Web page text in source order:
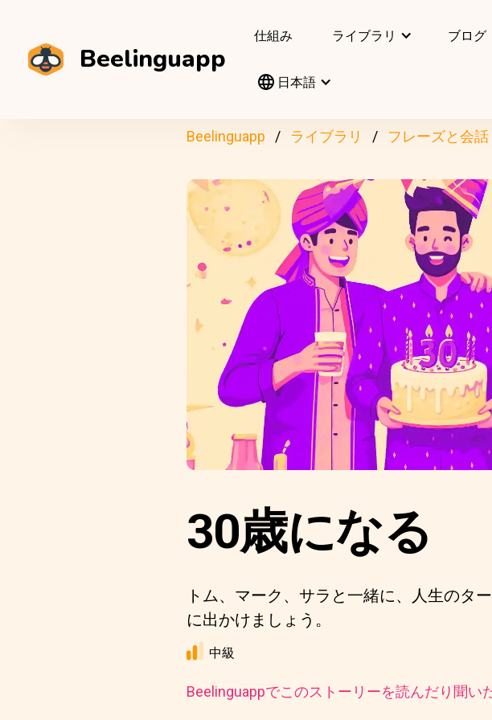
Beelinguapp
仕組み ライブラリ ブログ
日本語
Beelinguapp ライブラリ フレーズと会話
30歳になる
トム、マーク、サラと一緒に、人生のタ
に出かけましょう。
中級
Beelinguappでこのストーリーを読んだり聞い